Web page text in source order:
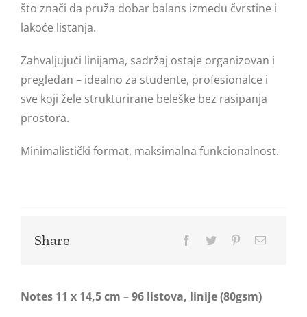
Vector Royal XL
što znači da pruža dobar balans između čvrstine i
lakoće listanja.
Zahvaljujući linijama, sadržaj ostaje organizovan i
pregledan – idealno za studente, profesionalce i
sve koji žele strukturirane beleške bez rasipanja
prostora.
Minimalistički format, maksimalna funkcionalnost.
Share
Notes 11 x 14,5 cm – 96 listova, linije (80gsm)